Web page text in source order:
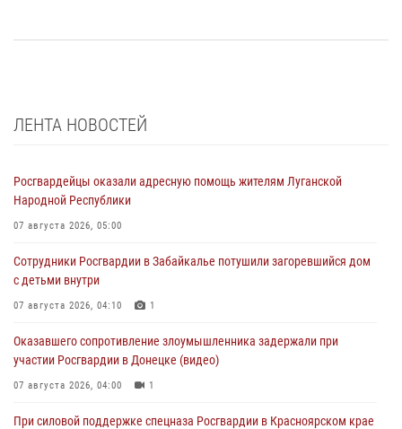
ЛЕНТА НОВОСТЕЙ
Росгвардейцы оказали адресную помощь жителям Луганской
Народной Республики
07 августа 2026, 05:00
Сотрудники Росгвардии в Забайкалье потушили загоревшийся дом
с детьми внутри
07 августа 2026, 04:10 1
Оказавшего сопротивление злоумышленника задержали при
участии Росгвардии в Донецке (видео)
07 августа 2026, 04:00 1
При силовой поддержке спецназа Росгвардии в Красноярском крае